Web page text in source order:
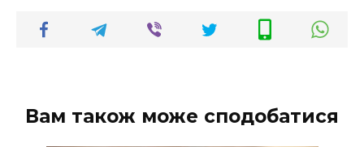
Вам також може сподобатися